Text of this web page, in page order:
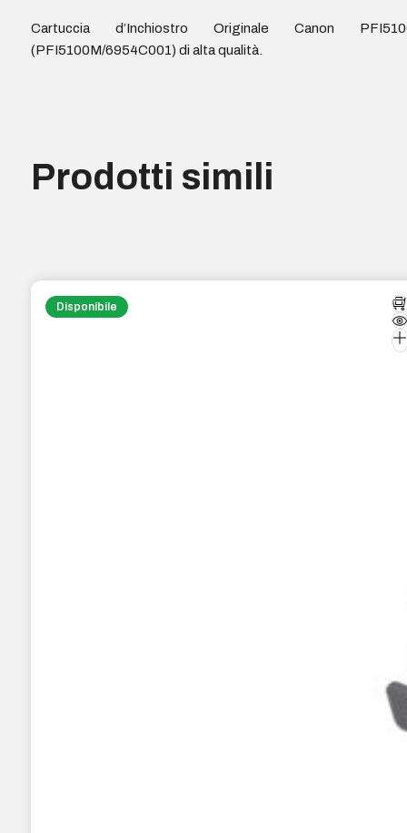
Cartuccia d’Inchiostro Originale Canon
(PFI5100M/6954C001) di alta qualità.
Prodotti simili
Disponibile